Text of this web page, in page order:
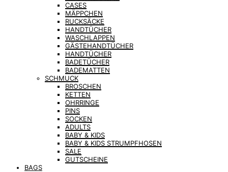
CASES
MÄPPCHEN
RUCKSÄCKE
HANDTÜCHER
WASCHLAPPEN
GÄSTEHANDTÜCHER
HANDTÜCHER
BADETÜCHER
BADEMATTEN
SCHMUCK
BROSCHEN
KETTEN
OHRRINGE
PINS
SOCKEN
ADULTS
BABY & KIDS
BABY & KIDS STRUMPFHOSEN
SALE
GUTSCHEINE
BAGS